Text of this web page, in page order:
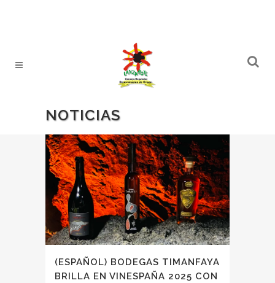
NOTICIAS
(ESPAÑOL) BODEGAS TIMANFAYA
BRILLA EN VINESPAÑA 2025 CON